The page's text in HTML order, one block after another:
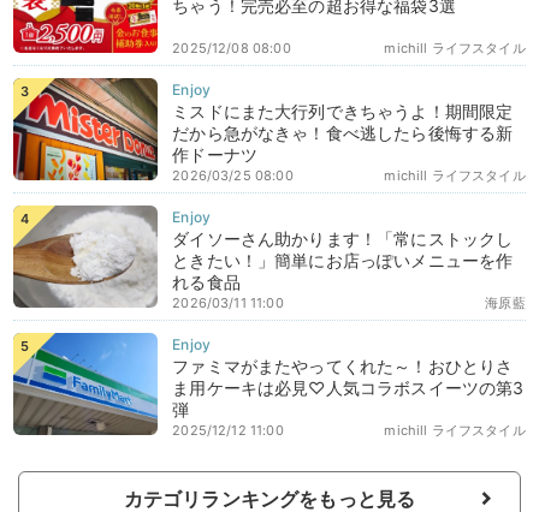
ちゃう！完売必至の超お得な福袋3選
michill ライフスタイル
2025/12/08 08:00
ミスドにまた大行列できちゃうよ！期間限定
だから急がなきゃ！食べ逃したら後悔する新
作ドーナツ
michill ライフスタイル
2026/03/25 08:00
ダイソーさん助かります！「常にストックし
ときたい！」簡単にお店っぽいメニューを作
れる食品
海原藍
2026/03/11 11:00
ファミマがまたやってくれた～！おひとりさ
ま用ケーキは必見♡人気コラボスイーツの第3
弾
michill ライフスタイル
2025/12/12 11:00
カテゴリランキングをもっと見る